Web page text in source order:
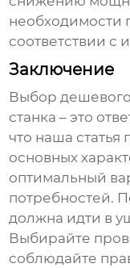
необходимости
соответствии с
Заключение
Выбор
станка – это
что наша статья
основных
оптимальный
потребностей.
должна идти в
Выбирайте
соблюдайте